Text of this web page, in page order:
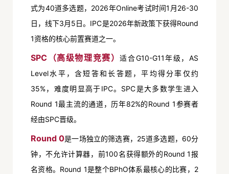
式为40道多选题，2026年Online考试时间1月26-30
日，线下3月5日。IPC是2026年新政策下获得Round
1资格的核心前置赛道之一。
SPC（高级物理竞赛）适合G10-G11年级，AS
Level水平，含短答和长答题，平均得分率仅约
35%，难度明显高于IPC。SPC是大多数学生进入
Round 1最主流的通道，历年82%的Round 1参赛者
经由SPC晋级。
Round 0是一场独立的筛选赛，25道多选题，60分
钟，不允许计算器，前100名获得额外的Round 1报
名资格。Round 1是整个BPhO体系最核心的比赛，2